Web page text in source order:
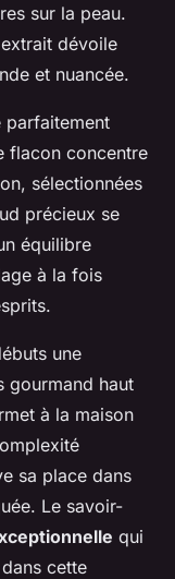
sur la peau.
dévoile
et nuancée.
parfaitement
flacon concentre
sélectionnées
précieux se
équilibre
à la fois
une
gourmand haut
à la maison
sa place dans
Le savoir-
qui
cette